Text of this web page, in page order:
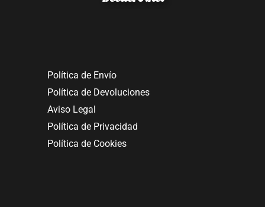
Política de Envío
Política de Devoluciones
Aviso Legal
Política de Privacidad
Política de Cookies